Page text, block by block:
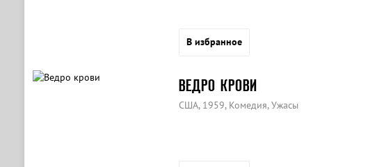
В избранное
ВЕДРО КРОВИ
США, 1959, Комедия, Ужасы